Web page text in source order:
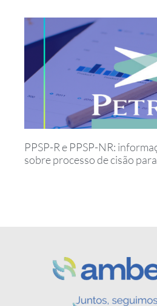
PPSP-R e PPSP-NR:
sobre processo de cisão